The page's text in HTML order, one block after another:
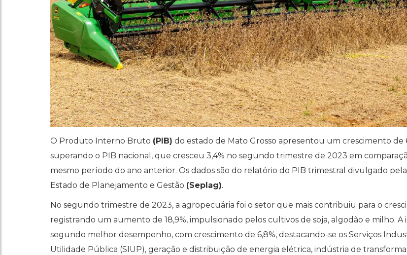
O Produto Interno Bruto (PIB) do estado de Mato Grosso apresentou um crescimento de
superando o PIB nacional, que cresceu 3,4% no segundo trimestre de 2023 em
mesmo período do ano anterior. Os dados são do relatório do PIB trimestral divulgado
Estado de Planejamento e Gestão (Seplag).
No segundo trimestre de 2023, a agropecuária foi o setor que mais contribuiu para o
registrando um aumento de 18,9%, impulsionado pelos cultivos de soja, algodão e milho. A
segundo melhor desempenho, com crescimento de 6,8%, destacando-se os Serviços
Utilidade Pública (SIUP), geração e distribuição de energia elétrica, indústria de